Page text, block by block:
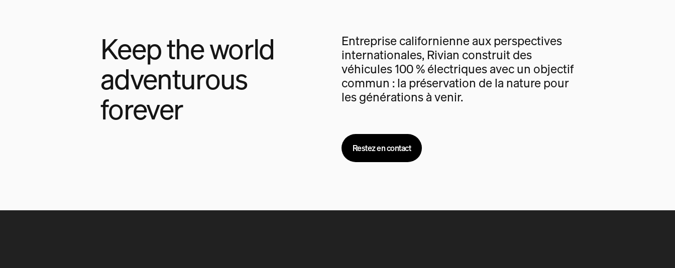
Keep the world
adventurous
forever
Entreprise californienne aux perspectives
internationales, Rivian construit des
véhicules 100 % électriques avec un objectif
commun : la préservation de la nature pour
les générations à venir.
Restez en contact